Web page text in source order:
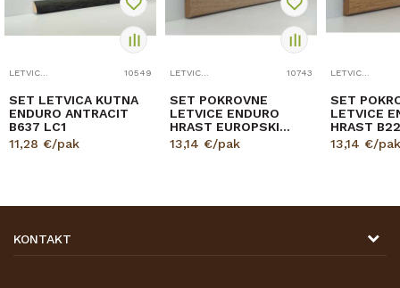
10549
SET LETVICA KUTNA
ENDURO ANTRACIT
B637 LC1
11,28 €/pak
10743
SET POKROVNE
LETVICE ENDURO
HRAST EUROPSKI
B639
13,14 €/pak
SET
LETVICE
HRAST
13,14 €/pak
KONTAKT